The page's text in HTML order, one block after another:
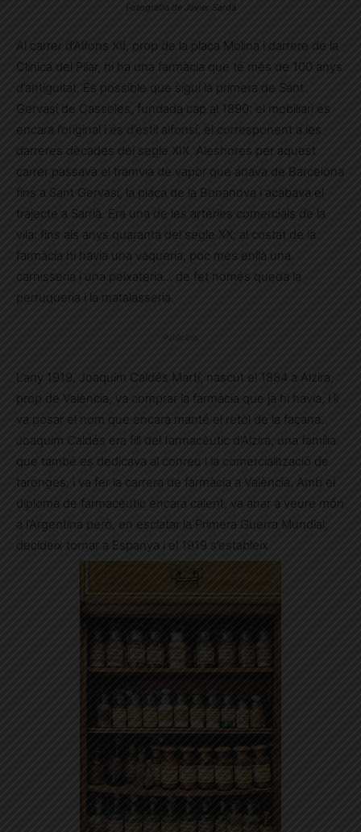
Fotografia de Javier Sardá
Al carrer d’Alfons XII, prop de la plaça Molina i darrere de la
Clínica del Pilar, hi ha una farmàcia que té més de 100 anys
d’antiguitat. És possible que sigui la primera de Sant
Gervasi de Cassoles, fundada cap al 1890: el mobiliari és
encara l’original i és d’estil alfonsí, el corresponent a les
darreres dècades del segle XIX. Aleshores per aquest
carrer passava el tramvia de vapor que anava de Barcelona
fins a Sant Gervasi, la plaça de la Bonanova i acabava el
trajecte a Sarrià. Era una de les artèries comercials de la
vila: fins als anys quaranta del segle XX, al costat de la
farmàcia hi havia una vaqueria, poc més enllà una
carnisseria i una peixateria… de fet només queda la
perruqueria i la matalasseria.
Publicitat
L’any 1919, Joaquim Caldés Martí, nascut el 1884 a Alzira,
prop de València, va comprar la farmàcia que ja hi havia, i li
va posar el nom que encara manté el retòl de la façana.
Joaquim Caldés era fill del farmacèutic d’Alzira, una família
que també es dedicava al conreu i la comercialització de
taronges, i va fer la carrera de farmàcia a València. Amb el
diploma de farmacèutic encara calent, va anar a veure món
a l’Argentina però, en esclatar la Primera Guerra Mundial,
decideix tornar a Espanya i el 1919 s’estableix